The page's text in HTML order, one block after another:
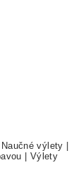
Naučné výlety |
| Výlety